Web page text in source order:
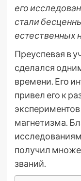
его
стали
естественных
Преуспевая в
сделался
времени. Его
привел его к
магнетизма.
получил
званий.